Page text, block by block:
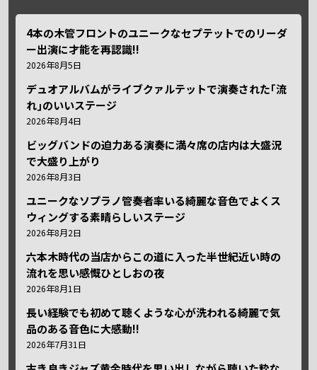
4本の木管フロントのユニークなセプテットでのリーダ
ー出演に才能を再認識!!
2026年8月5日
デュオアルバムがライブクァルテットで演奏された｢流
れ｣のいいステージ
2026年8月4日
ビッグバンドの迫力ある演奏に満々席の店内は大盛況
で大盛り上がり
2026年8月3日
ユニークなソプラノ管奏者率いる綺麗な音色でよくス
ウィングする素晴らしいステージ
2026年8月2日
六本木時代の当店からこの道に入った半世紀近い時の
流れを思い感慨ひとしおの夜
2026年8月1日
長い経験でも初めて聴くような心が洗われる綺麗で気
品のある音色に大感動!!
2026年7月31日